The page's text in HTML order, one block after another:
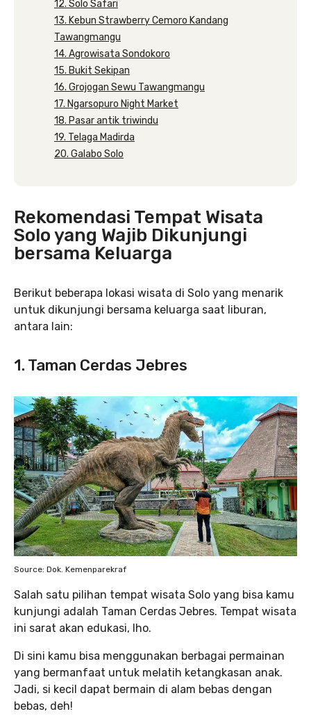
12. Solo Safari
13. Kebun Strawberry Cemoro Kandang
Tawangmangu
14. Agrowisata Sondokoro
15. Bukit Sekipan
16. Grojogan Sewu Tawangmangu
17. Ngarsopuro Night Market
18. Pasar antik triwindu
19. Telaga Madirda
20. Galabo Solo
Rekomendasi Tempat Wisata
Solo yang Wajib Dikunjungi
bersama Keluarga
Berikut beberapa lokasi wisata di Solo yang menarik
untuk dikunjungi bersama keluarga saat liburan,
antara lain:
1. Taman Cerdas Jebres
Source: Dok. Kemenparekraf
Salah satu pilihan tempat wisata Solo yang bisa kamu
kunjungi adalah Taman Cerdas Jebres. Tempat wisata
ini sarat akan edukasi, lho.
Di sini kamu bisa menggunakan berbagai permainan
yang bermanfaat untuk melatih ketangkasan anak.
Jadi, si kecil dapat bermain di alam bebas dengan
bebas, deh!